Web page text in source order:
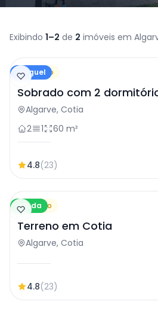
Exibindo 1–2 de 2 imóveis em
Aluguel
Sobrado
Sobrado com 2
Algarve, Cotia
2
1 60 m²
4.8(23)
Venda
Terreno
Terreno em Cotia
Algarve, Cotia
4.8(23)